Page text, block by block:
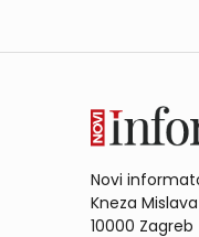
Novi
Kneza
10000 Zagreb